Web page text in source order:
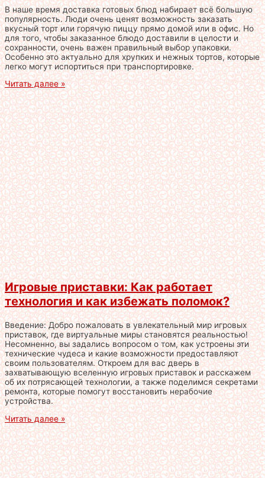
В наше время доставка готовых блюд набирает всё большую
популярность. Люди очень ценят возможность заказать
вкусный торт или горячую пиццу прямо домой или в офис. Но
для того, чтобы заказанное блюдо доставили в целости и
сохранности, очень важен правильный выбор упаковки.
Особенно это актуально для хрупких и нежных тортов, которые
легко могут испортиться при транспортировке.
Читать далее »
Игровые приставки: Как работает
технология и как избежать поломок?
Введение: Добро пожаловать в увлекательный мир игровых
приставок, где виртуальные миры становятся реальностью!
Несомненно, вы задались вопросом о том, как устроены эти
технические чудеса и какие возможности предоставляют
своим пользователям. Откроем для вас дверь в
захватывающую вселенную игровых приставок и расскажем
об их потрясающей технологии, а также поделимся секретами
ремонта, которые помогут восстановить нерабочие
устройства.
Читать далее »